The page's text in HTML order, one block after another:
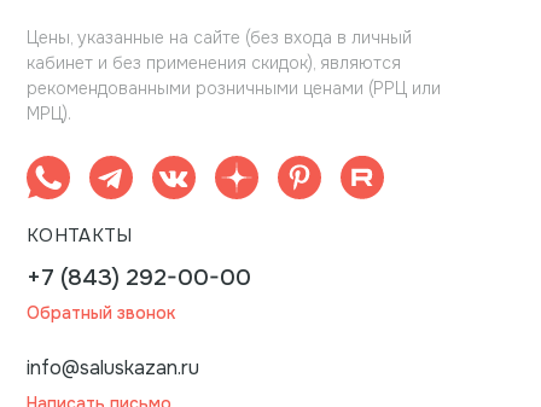
Цены, указанные на сайте (без входа в личный
кабинет и без применения скидок), являются
рекомендованными розничными ценами (РРЦ или
МРЦ).
КОНТАКТЫ
+7 (843) 292-00-00
Обратный звонок
info@saluskazan.ru